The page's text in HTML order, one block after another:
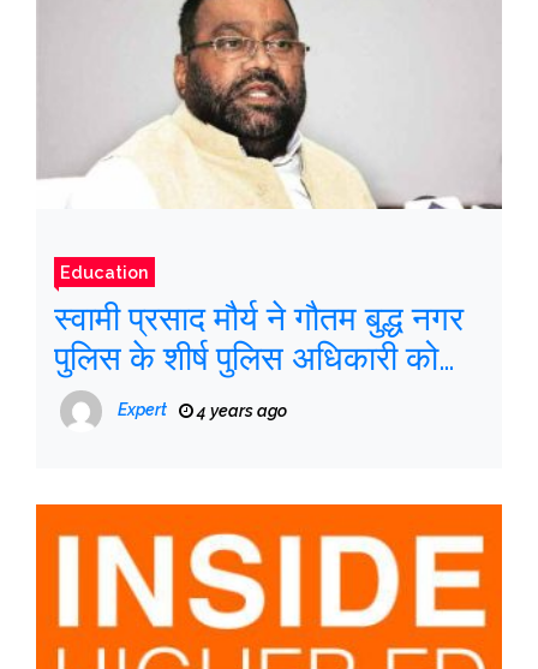
Education
स्वामी प्रसाद मौर्य ने गौतम बुद्ध नगर
पुलिस के शीर्ष पुलिस अधिकारी को
कानूनी नोटिस के साथ थप्पड़ मारा
Expert 4 years ago